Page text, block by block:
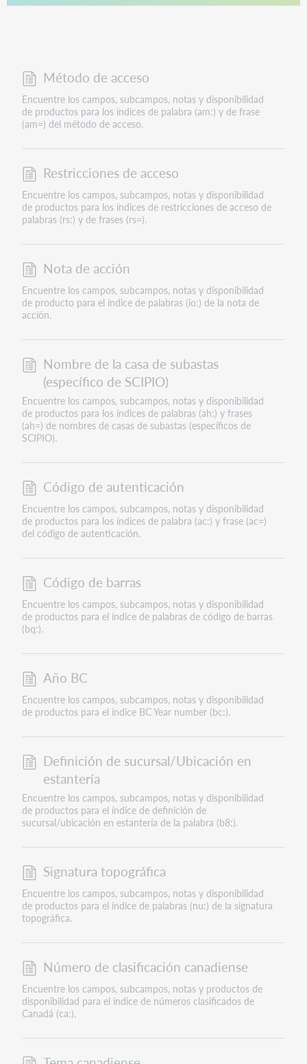
Método de acceso
Encuentre los campos, subcampos, notas y disponibilidad
de productos para los índices de palabra (am:) y de frase
(am=) del método de acceso.
Restricciones de acceso
Encuentre los campos, subcampos, notas y disponibilidad
de productos para los índices de restricciones de acceso de
palabras (rs:) y de frases (rs=).
Nota de acción
Encuentre los campos, subcampos, notas y disponibilidad
de producto para el índice de palabras (io:) de la nota de
acción.
Nombre de la casa de subastas
(específico de SCIPIO)
Encuentre los campos, subcampos, notas y disponibilidad
de productos para los índices de palabras (ah:) y frases
(ah=) de nombres de casas de subastas (específicos de
SCIPIO).
Código de autenticación
Encuentre los campos, subcampos, notas y disponibilidad
de productos para los índices de palabra (ac:) y frase (ac=)
del código de autenticación.
Código de barras
Encuentre los campos, subcampos, notas y disponibilidad
de productos para el índice de palabras de código de barras
(bq:).
Año BC
Encuentre los campos, subcampos, notas y disponibilidad
de productos para el índice BC Year number (bc:).
Definición de sucursal/Ubicación en
estantería
Encuentre los campos, subcampos, notas y disponibilidad
de productos para el índice de definición de
sucursal/ubicación en estantería de la palabra (b8:).
Signatura topográfica
Encuentre los campos, subcampos, notas y disponibilidad
de productos para el índice de palabras (nu:) de la signatura
topográfica.
Número de clasificación canadiense
Encuentre los campos, subcampos, notas y productos de
disponibilidad para el índice de números clasificados de
Canadá (ca:).